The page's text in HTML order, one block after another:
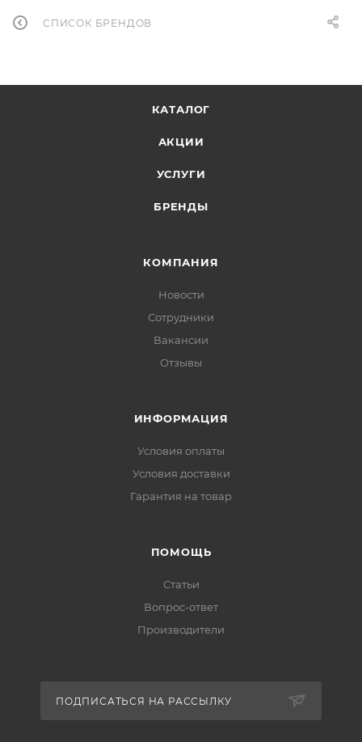
СПИСОК БРЕНДОВ
КАТАЛОГ
АКЦИИ
УСЛУГИ
БРЕНДЫ
КОМПАНИЯ
Новости
Сотрудники
Вакансии
Отзывы
ИНФОРМАЦИЯ
Условия оплаты
Условия доставки
Гарантия на товар
ПОМОЩЬ
Статьи
Вопрос-ответ
Производители
ПОДПИСАТЬСЯ НА РАССЫЛКУ